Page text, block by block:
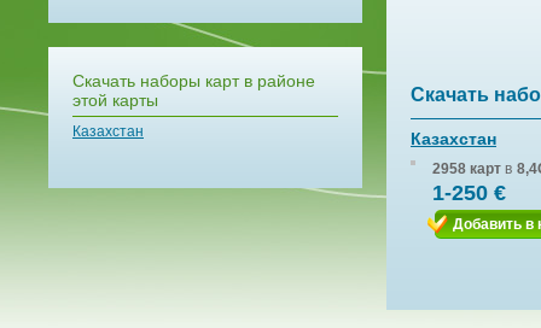
Скачать наборы карт в районе
этой карты
Казахстан
Скачать
Казахстан
2958 карт в
1-250 €
Добавить в